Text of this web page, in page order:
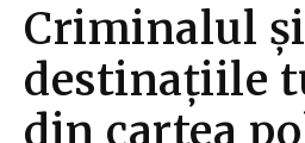
Criminalul și
destinațiile
din cartea